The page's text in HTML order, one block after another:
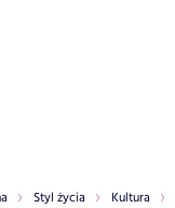
Styl życia Kultura